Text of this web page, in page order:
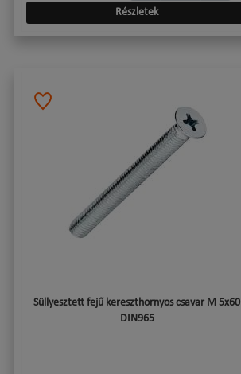
Részletek
Süllyesztett fejű kereszthornyos csavar M 5x60
DIN965